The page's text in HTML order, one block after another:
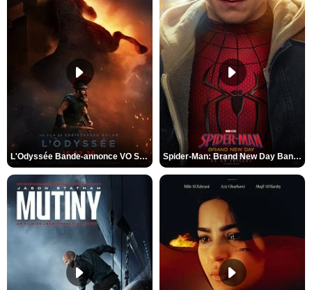
L'Odyssée Bande-annonce VO STFR Spider-Man: Brand New Day Bande-annonce VO STFR